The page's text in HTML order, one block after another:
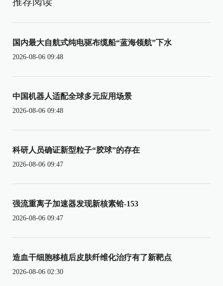
国内最大自航式纯电驱布缆船“蓝海领航”下水
2026-08-06 09:48
中国机器人适配全球多元应用场景
2026-08-06 09:48
科研人员确证新型粒子“胶球”的存在
2026-08-06 09:47
强流重离子加速器发现新核素铪-153
2026-08-06 09:47
造血干细胞移植后皮肤纤维化治疗有了新靶点
2026-08-06 02:30